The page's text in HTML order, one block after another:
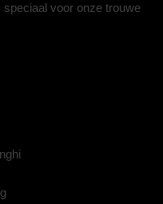
voor onze trouwe